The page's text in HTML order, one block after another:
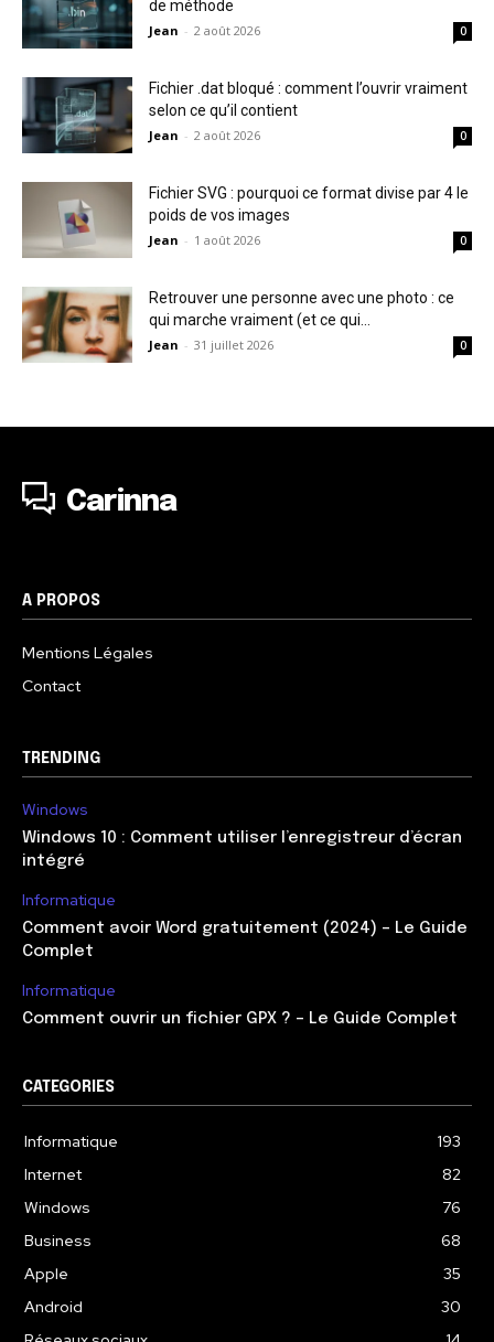
de méthode
Jean - 2 août 2026 0
Fichier .dat bloqué : comment l’ouvrir vraiment
selon ce qu’il contient
Jean - 2 août 2026 0
Fichier SVG : pourquoi ce format divise par 4 le
poids de vos images
Jean - 1 août 2026 0
Retrouver une personne avec une photo : ce
qui marche vraiment (et ce qui...
Jean - 31 juillet 2026 0
Carinna
A PROPOS
Mentions Légales
Contact
TRENDING
Windows
Windows 10 : Comment utiliser l’enregistreur d’écran
intégré
Informatique
Comment avoir Word gratuitement (2024) – Le Guide
Complet
Informatique
Comment ouvrir un fichier GPX ? – Le Guide Complet
CATEGORIES
Informatique
193
Internet
82
Windows
76
Business
68
Apple
35
Android
30